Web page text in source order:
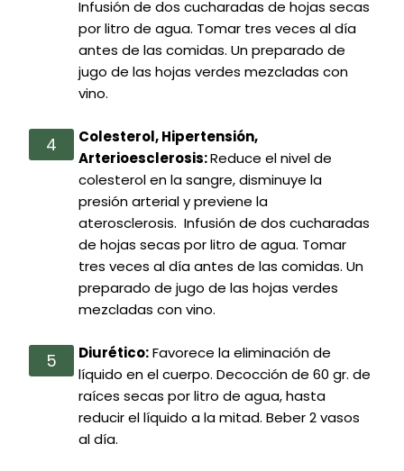
Infusión de dos cucharadas de hojas secas
por litro de agua. Tomar tres veces al día
antes de las comidas. Un preparado de
jugo de las hojas verdes mezcladas con
vino.
Colesterol, Hipertensión,
Arterioesclerosis:Reduce el nivel de
colesterol en la sangre, disminuye la
presión arterial y previene la
aterosclerosis. Infusión de dos cucharadas
de hojas secas por litro de agua. Tomar
tres veces al día antes de las comidas. Un
preparado de jugo de las hojas verdes
mezcladas con vino.
Diurético:Favorece la eliminación de
líquido en el cuerpo. Decocción de 60 gr. de
raíces secas por litro de agua, hasta
reducir el líquido a la mitad. Beber 2 vasos
al día.